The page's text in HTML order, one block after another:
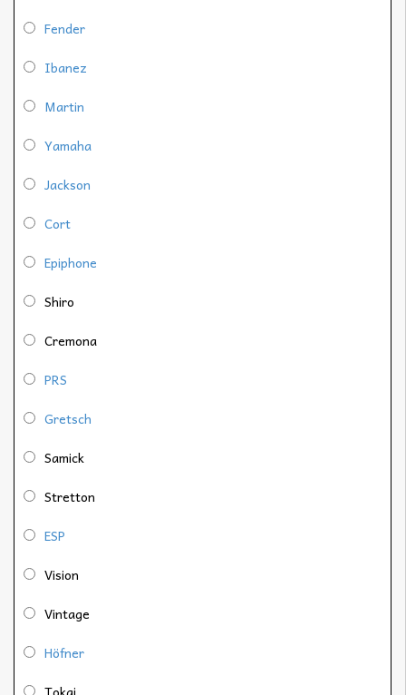
Fender
Ibanez
Martin
Yamaha
Jackson
Cort
Epiphone
Shiro
Cremona
PRS
Gretsch
Samick
Stretton
ESP
Vision
Vintage
Höfner